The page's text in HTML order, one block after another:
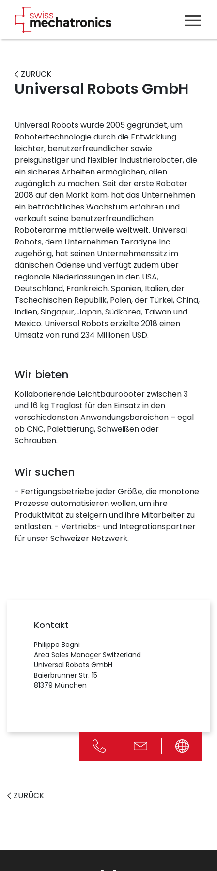
ZURÜCK
Universal Robots GmbH
Universal Robots wurde 2005 gegründet, um
Robotertechnologie durch die Entwicklung
leichter, benutzerfreundlicher sowie
preisgünstiger und flexibler Industrieroboter, die
ein sicheres Arbeiten ermöglichen, allen
zugänglich zu machen. Seit der erste Roboter
2008 auf den Markt kam, hat das Unternehmen
ein beträchtliches Wachstum erfahren und
verkauft seine benutzerfreundlichen
Roboterarme mittlerweile weltweit. Universal
Robots, dem Unternehmen Teradyne Inc.
zugehörig, hat seinen Unternehmenssitz im
dänischen Odense und verfügt zudem über
regionale Niederlassungen in den USA,
Deutschland, Frankreich, Spanien, Italien, der
Tschechischen Republik, Polen, der Türkei, China,
Indien, Singapur, Japan, Südkorea, Taiwan und
Mexico. Universal Robots erzielte 2018 einen
Umsatz von rund 234 Millionen USD.
Wir bieten
Kollaborierende Leichtbauroboter zwischen 3
und 16 kg Traglast für den Einsatz in den
verschiedensten Anwendungsbereichen – egal
ob CNC, Palettierung, Schweißen oder
Schrauben.
Wir suchen
- Fertigungsbetriebe jeder Größe, die monotone
Prozesse automatisieren wollen, um ihre
Produktivität zu steigern und ihre Mitarbeiter zu
entlasten. - Vertriebs- und Integrationspartner
für unser Schweizer Netzwerk.
Kontakt
Philippe Begni
Area Sales Manager Switzerland
Universal Robots GmbH
Baierbrunner Str. 15
81379 München
ZURÜCK